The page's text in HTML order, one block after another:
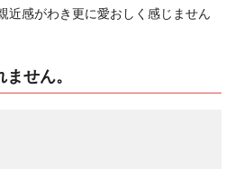
近感がわき更に愛おしく感じません
せん。